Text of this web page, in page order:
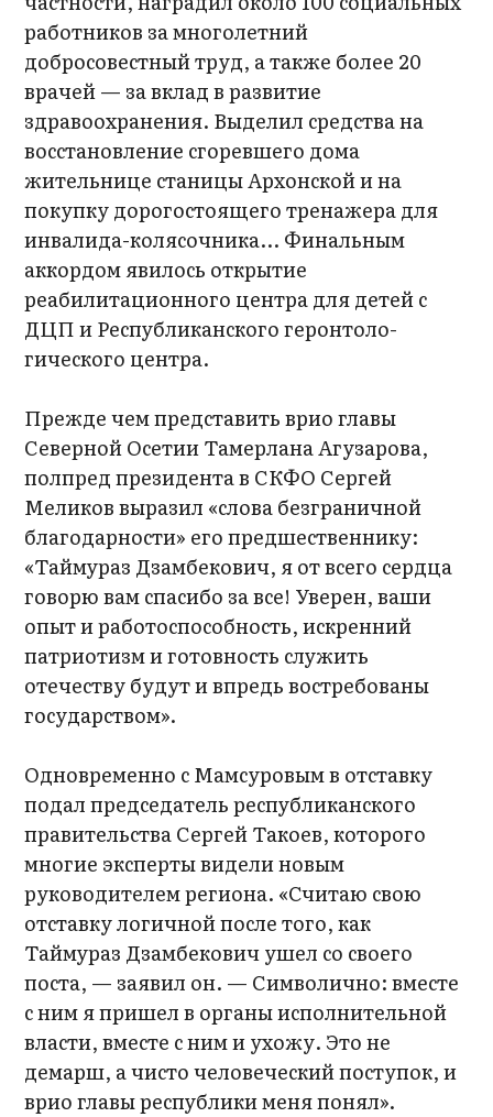
работников за многолетний
добросовестный труд, а также более 20
врачей — за вклад в развитие
здравоохранения. Выделил средства на
восстановление сгоревшего дома
жительнице станицы Архонской и на
покупку дорогостоящего тренажера для
инвалида-колясочника... Финальным
аккордом явилось открытие
реабилитационного центра для детей с
ДЦП и Республиканского геронтоло-
гического центра.
Прежде чем представить врио главы
Северной Осетии Тамерлана Агузарова,
полпред президента в СКФО Сергей
Меликов выразил «слова безграничной
благодарности» его предшественнику:
«Таймураз Дзамбекович, я от всего сердца
говорю вам спасибо за все! Уверен, ваши
опыт и работоспособность, искренний
патриотизм и готовность служить
отечеству будут и впредь востребованы
государством».
Одновременно с Мамсуровым в отставку
подал председатель республиканского
правительства Сергей Такоев, которого
многие эксперты видели новым
руководителем региона. «Считаю свою
отставку логичной после того, как
Таймураз Дзамбекович ушел со своего
поста, — заявил он. — Символично: вместе
с ним я пришел в органы исполнительной
власти, вместе с ним и ухожу. Это не
демарш, а чисто человеческий поступок, и
врио главы республики меня понял».